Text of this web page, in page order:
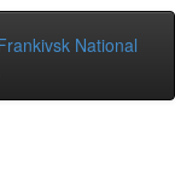
National